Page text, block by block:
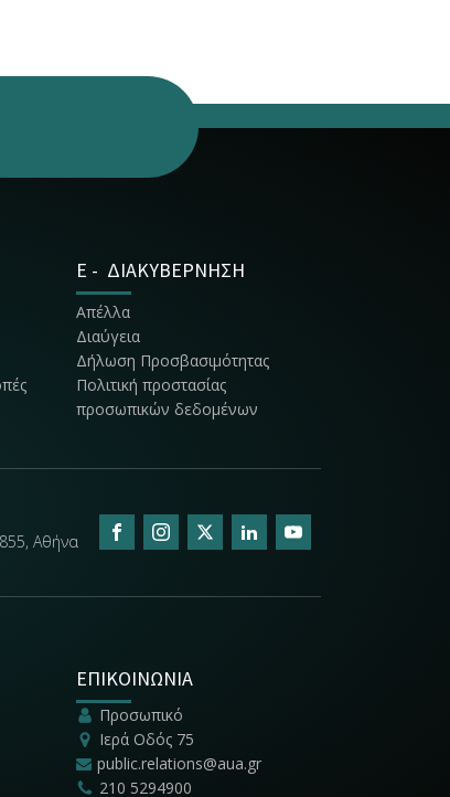
E - ΔΙΑΚΥΒΕΡΝΗΣΗ
Απέλλα
Διαύγεια
Δήλωση Προσβασιμότητας
Πολιτική προστασίας
προσωπικών δεδομένων
Αθήνα
ΕΠΙΚΟΙΝΩΝΙΑ
Προσωπικό
Ιερά Οδός 75
public.relations@aua.gr
210 5294900